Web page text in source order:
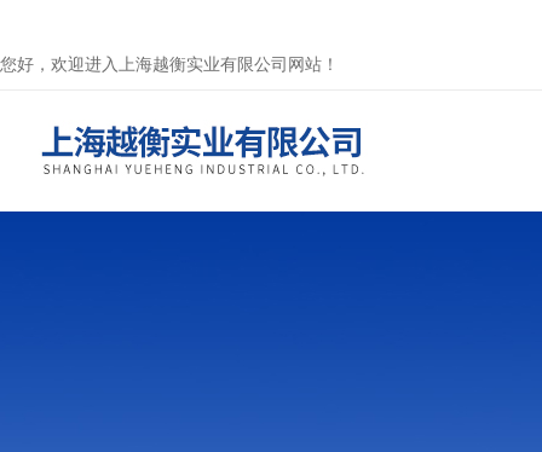
您好，欢迎进入上海越衡实业有限公司网站！